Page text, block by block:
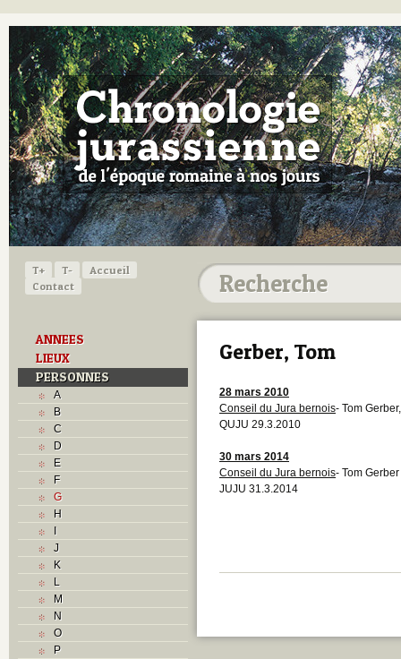
T+ T-
Accueil
Contact
ANNEES
LIEUX
PERSONNES
A
B
C
D
E
F
G
H
I
J
K
L
M
N
O
P
Gerber, Tom
28 mars 2010
Conseil du Jura bernois- Tom
QUJU 29.3.2010
30 mars 2014
Conseil du Jura bernois- Tom
JUJU 31.3.2014